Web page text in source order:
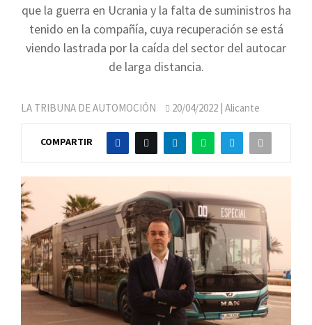
que la guerra en Ucrania y la falta de suministros ha
tenido en la compañía, cuya recuperación se está
viendo lastrada por la caída del sector del autocar
de larga distancia.
LA TRIBUNA DE AUTOMOCIÓN 20/04/2022 | Alicante
COMPARTIR